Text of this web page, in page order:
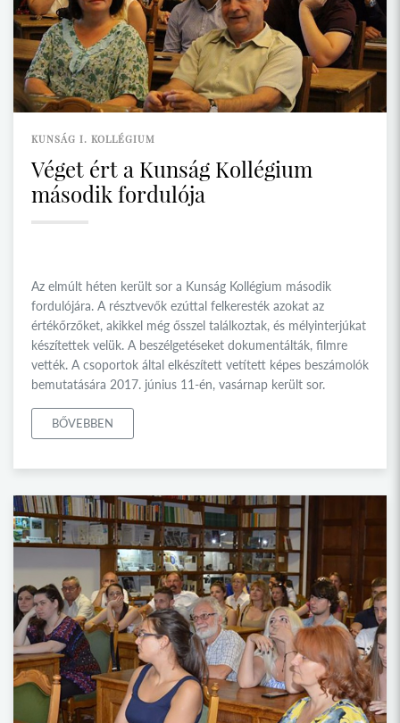
KUNSÁG I. KOLLÉGIUM
Véget ért a Kunság Kollégium
második fordulója
Az elmúlt héten került sor a Kunság Kollégium második
fordulójára. A résztvevők ezúttal felkeresték azokat az
értékőrzőket, akikkel még ősszel találkoztak, és mélyinterjúkat
készítettek velük. A beszélgetéseket dokumentálták, filmre
vették. A csoportok által elkészített vetített képes beszámolók
bemutatására 2017. június 11-én, vasárnap került sor.
BŐVEBBEN